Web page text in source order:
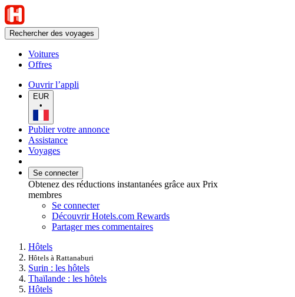
Rechercher des voyages
Voitures
Offres
Ouvrir l’appli
EUR
•
Publier votre annonce
Assistance
Voyages
Se connecter
Obtenez des réductions instantanées grâce aux Prix
membres
Se connecter
Découvrir Hotels.com Rewards
Partager mes commentaires
Hôtels
Hôtels à Rattanaburi
Surin : les hôtels
Thaïlande : les hôtels
Hôtels